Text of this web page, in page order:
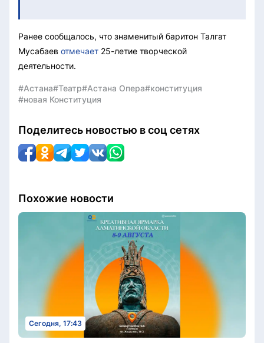
Ранее сообщалось, что знаменитый баритон Талгат
Мусабаев отмечает 25-летие творческой
деятельности.
#Астана#Театр#Астана Опера#конституция
#новая Конституция
Поделитесь новостью в соц сетях
Похожие новости
Сегодня, 17:43